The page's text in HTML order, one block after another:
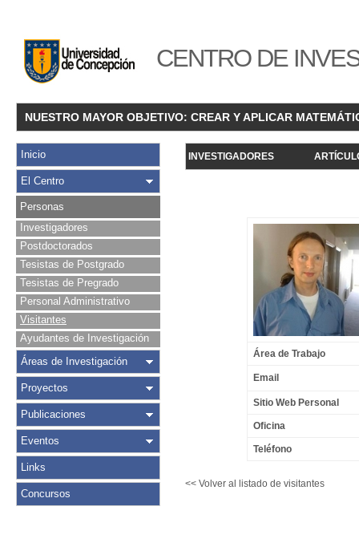
CENTRO DE
NUESTRO MAYOR OBJETIVO: CREAR Y APLICAR
Inicio
El Centro
Personas
Investigadores
Postdoctorados
Tesistas de Postgrado
Tesistas de Pregrado
Personal Administrativo
Visitantes
Ayudantes de Investigación
Áreas de Investigación
Proyectos
Publicaciones
Eventos
Links
Concursos
INVESTIGADORES
Área de Trabajo
Email
Sitio Web Personal
Oficina
Teléfono
<< Volver al listado de visitantes